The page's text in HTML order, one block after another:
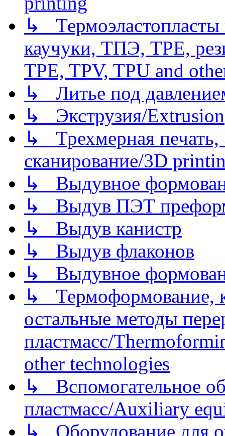
↳
каучуки, ТПЭ, TPE,
TPE, TPV, TPU and
↳ Литье под
↳ Экструзия/Extrusion
↳ Трехмерная
сканирование/3D
↳ Выдувное
↳ Выдув ПЭТ
↳ Выдув канистр
↳ Выдув флаконов
↳ Выдувное
↳ Термоформование,
остальные методы
пластмасс/
other technologies
↳ Вспомогательное
пластмасс/Auxiliary
↳ Оборудование для